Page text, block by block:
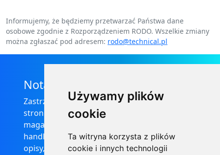
Używamy plików
cookie
Ta witryna korzysta z plików
cookie i innych technologii
Informujemy, że będziemy przetwarzać Państwa dane
osobowe zgodnie z Rozporządzeniem RODO. Wszelkie zmiany
można zgłaszać pod adresem: rodo@technical.pl
Nota prawna
Zastrzega się, że informacje zamieszczone na
stronie internetowej https://informator-
magazynowy.technical.pl/ nie stanowią oferty
handlowej w rozumieniu prawa, ponadto
opisy, dane techniczne i pozostałe informacje